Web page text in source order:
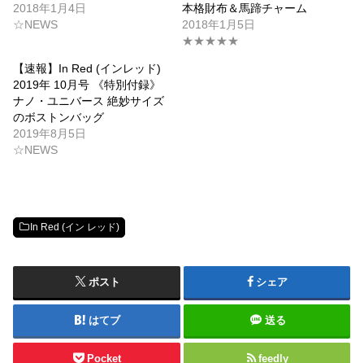
2018年1月4日
☆NEWS
本格財布＆馬蹄チャーム
2018年1月5日
★★★★★
【速報】In Red (インレッド)
2019年 10月号 《特別付録》
ナノ・ユニバース 絶妙サイズ
のボストンバッグ
2019年8月5日
☆NEWS
In Red (イン レッド)
ポスト シェア
はてブ 送る
Pocket feedly